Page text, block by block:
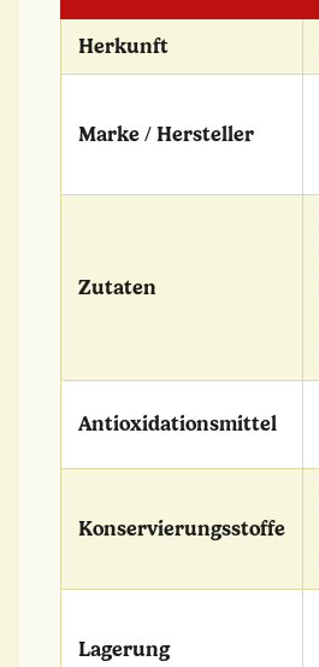
Herkunft
Marke / Hersteller
Zutaten
Antioxidationsmittel
Konservierungsstoffe
Lagerung